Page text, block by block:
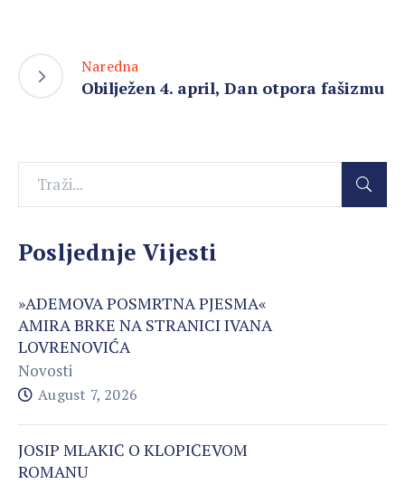
Naredna
Obilježen 4. april, Dan otpora fašizmu
Posljednje Vijesti
»ADEMOVA POSMRTNA PJESMA«
AMIRA BRKE NA STRANICI IVANA
LOVRENOVIĆA
Novosti
August 7, 2026
JOSIP MLAKIĆ O KLOPIĆEVOM
ROMANU